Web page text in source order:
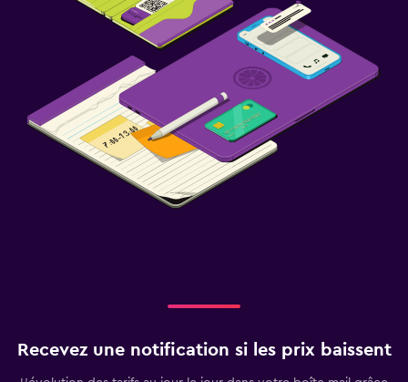
Recevez une notification si les prix baissent